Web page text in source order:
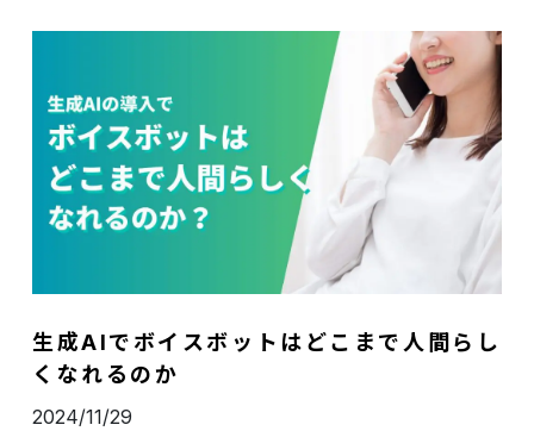
生成AIでボイスボットはどこまで人間らし
くなれるのか
2024/11/29